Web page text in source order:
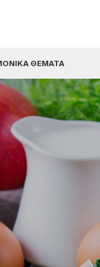
ΘΈΜΑΤΑ